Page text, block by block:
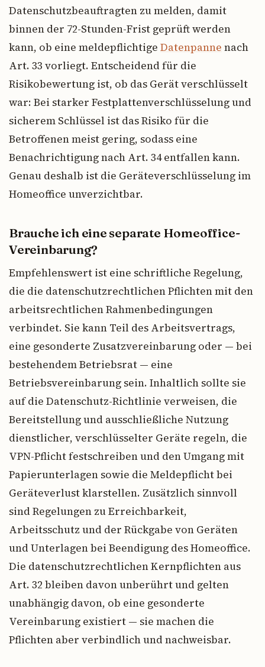
Datenschutzbeauftragten zu melden, damit
binnen der 72-Stunden-Frist geprüft werden
kann, ob eine meldepflichtige Datenpanne nach
Art. 33 vorliegt. Entscheidend für die
Risikobewertung ist, ob das Gerät verschlüsselt
war: Bei starker Festplattenverschlüsselung und
sicherem Schlüssel ist das Risiko für die
Betroffenen meist gering, sodass eine
Benachrichtigung nach Art. 34 entfallen kann.
Genau deshalb ist die Geräteverschlüsselung im
Homeoffice unverzichtbar.
Brauche ich eine separate Homeoffice-
Vereinbarung?
Empfehlenswert ist eine schriftliche Regelung,
die die datenschutzrechtlichen Pflichten mit den
arbeitsrechtlichen Rahmenbedingungen
verbindet. Sie kann Teil des Arbeitsvertrags,
eine gesonderte Zusatzvereinbarung oder — bei
bestehendem Betriebsrat — eine
Betriebsvereinbarung sein. Inhaltlich sollte sie
auf die Datenschutz-Richtlinie verweisen, die
Bereitstellung und ausschließliche Nutzung
dienstlicher, verschlüsselter Geräte regeln, die
VPN-Pflicht festschreiben und den Umgang mit
Papierunterlagen sowie die Meldepflicht bei
Geräteverlust klarstellen. Zusätzlich sinnvoll
sind Regelungen zu Erreichbarkeit,
Arbeitsschutz und der Rückgabe von Geräten
und Unterlagen bei Beendigung des Homeoffice.
Die datenschutzrechtlichen Kernpflichten aus
Art. 32 bleiben davon unberührt und gelten
unabhängig davon, ob eine gesonderte
Vereinbarung existiert — sie machen die
Pflichten aber verbindlich und nachweisbar.